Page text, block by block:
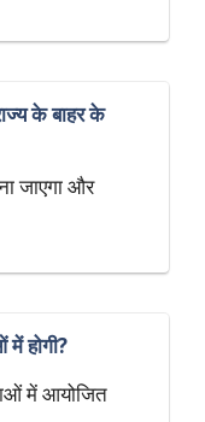
के बाहर के
जाएगा और
में होगी?
में आयोजित